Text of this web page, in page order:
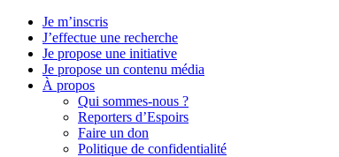
Je m’inscris
J’effectue une recherche
Je propose une initiative
Je propose un contenu média
À propos
Qui sommes-nous ?
Reporters d’Espoirs
Faire un don
Politique de confidentialité